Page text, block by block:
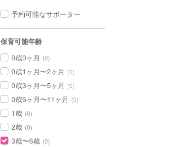
予約可能なサポーター
保育可能年齢
0歳0ヶ月 (0)
0歳1ヶ月〜2ヶ月 (0)
0歳3ヶ月〜5ヶ月 (0)
0歳6ヶ月〜11ヶ月 (0)
1歳 (0)
2歳 (0)
3歳〜6歳 (0)